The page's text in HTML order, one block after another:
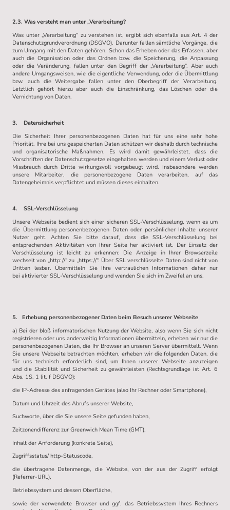
2.3. Was versteht man unter „Verarbeitung?
Was unter „Verarbeitung“ zu verstehen ist, ergibt sich ebenfalls aus Art. 4 der
Datenschutzgrundverordnung (DSGVO). Darunter fallen sämtliche Vorgänge, die
zum Umgang mit den Daten gehören. Schon das Erheben oder das Erfassen, aber
auch die Organisation oder das Ordnen bzw. die Speicherung, die Anpassung
oder die Veränderung, fallen unter den Begriff der „Verarbeitung“. Aber auch
andere Umgangsweisen, wie die eigentliche Verwendung, oder die Übermittlung
bzw. auch die Weitergabe fallen unter den Oberbegriff der Verarbeitung.
Letztlich gehört hierzu aber auch die Einschränkung, das Löschen oder die
Vernichtung von Daten.
3. Datensicherheit
Die Sicherheit Ihrer personenbezogenen Daten hat für uns eine sehr hohe
Priorität. Ihre bei uns gespeicherten Daten schützen wir deshalb durch technische
und organisatorische Maßnahmen. Es wird damit gewährleistet, dass die
Vorschriften der Datenschutzgesetze eingehalten werden und einem Verlust oder
Missbrauch durch Dritte wirkungsvoll vorgebeugt wird. Insbesondere werden
unsere Mitarbeiter, die personenbezogene Daten verarbeiten, auf das
Datengeheimnis verpflichtet und müssen dieses einhalten.
4. SSL-Verschlüsselung
Unsere Webseite bedient sich einer sicheren SSL-Verschlüsselung, wenn es um
die Übermittlung personenbezogenen Daten oder persönlicher Inhalte unserer
Nutzer geht. Achten Sie bitte darauf, dass die SSL-Verschlüsselung bei
entsprechenden Aktivitäten von Ihrer Seite her aktiviert ist. Der Einsatz der
Verschlüsselung ist leicht zu erkennen: Die Anzeige in Ihrer Browserzeile
wechselt von „http://“ zu „https://“. Über SSL verschlüsselte Daten sind nicht von
Dritten lesbar. Übermitteln Sie Ihre vertraulichen Informationen daher nur
bei aktivierter SSL-Verschlüsselung und wenden Sie sich im Zweifel an uns.
5. Erhebung personenbezogener Daten beim Besuch unserer Webseite
a) Bei der bloß informatorischen Nutzung der Website, also wenn Sie sich nicht
registrieren oder uns anderweitig Informationen übermitteln, erheben wir nur die
personenbezogenen Daten, die Ihr Browser an unseren Server übermittelt. Wenn
Sie unsere Webseite betrachten möchten, erheben wir die folgenden Daten, die
für uns technisch erforderlich sind, um Ihnen unserer Webseite anzuzeigen
und die Stabilität und Sicherheit zu gewährleisten (Rechtsgrundlage ist Art. 6
Abs. 1S. 1 lit. f DSGVO):
die IP-Adresse des anfragenden Gerätes (also Ihr Rechner oder Smartphone),
Datum und Uhrzeit des Abrufs unserer Website,
Suchworte, über die Sie unsere Seite gefunden haben,
Zeitzonendifferenz zur Greenwich Mean Time (GMT),
Inhalt der Anforderung (konkrete Seite),
Zugriffsstatus/ http-Statuscode,
die übertragene Datenmenge, die Website, von der aus der Zugriff erfolgt
(Referrer-URL),
Betriebssystem und dessen Oberfläche,
sowie der verwendete Browser und ggf. das Betriebssystem Ihres Rechners